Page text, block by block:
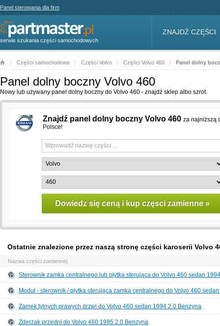
Panel sterowania dla firm
serwis szukania części samochodowych
ZNAJDŹ CZĘŚCI
Części samochodowe Części Volvo Części Volvo 460 Panel dolny
Panel dolny boczny Volvo 460
Nowy lub używany panel dolny boczny do Volvo 460 - znajdź sklep albo szrot.
Znajdź panel dolny boczny Volvo 460 za najniższą
Polsce!
Ostatnie znalezione przez naszą stronę części karoserii Volvo
Nazwa części zamiennej
Sterownik zamka centralnego lub płytka sterująca do Volvo 460 sedan
Moduł - sterownik / płytka sterująca zamka centralnego do Volvo 460
Zamek tylnych prawych drzwi do Volvo 460 sedan 1994 2.0 Benzyna
Zderzak przedni do Volvo 460 1995 2.0 Benzyna